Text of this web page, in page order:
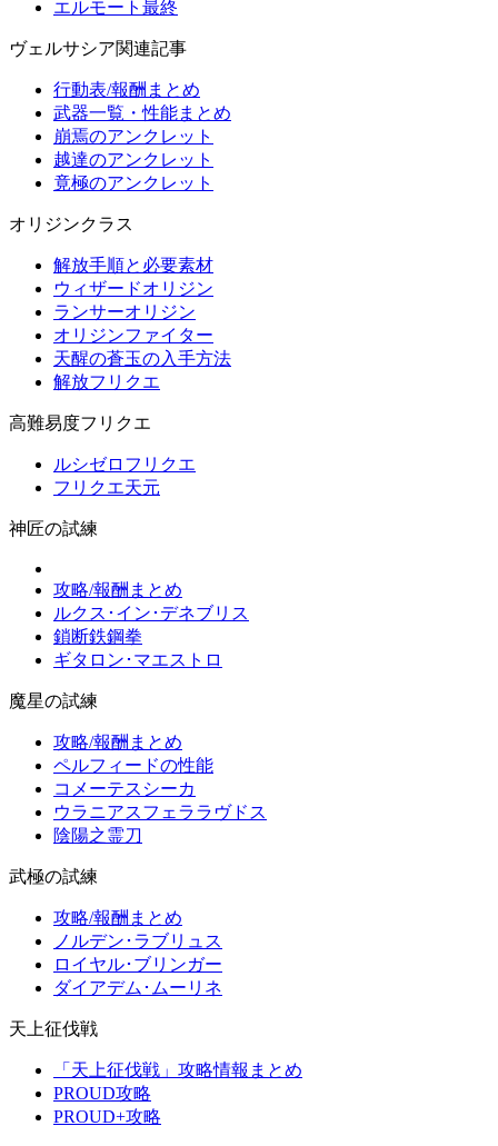
エルモート最終
ヴェルサシア関連記事
行動表/報酬まとめ
武器一覧・性能まとめ
崩焉のアンクレット
越達のアンクレット
竟極のアンクレット
オリジンクラス
解放手順と必要素材
ウィザードオリジン
ランサーオリジン
オリジンファイター
天醒の蒼玉の入手方法
解放フリクエ
高難易度フリクエ
ルシゼロフリクエ
フリクエ天元
神匠の試練
攻略/報酬まとめ
ルクス･イン･デネブリス
鎖断鉄鋼拳
ギタロン･マエストロ
魔星の試練
攻略/報酬まとめ
ペルフィードの性能
コメーテスシーカ
ウラニアスフェララヴドス
陰陽之霊刀
武極の試練
攻略/報酬まとめ
ノルデン･ラブリュス
ロイヤル･ブリンガー
ダイアデム･ムーリネ
天上征伐戦
「天上征伐戦」攻略情報まとめ
PROUD攻略
PROUD+攻略